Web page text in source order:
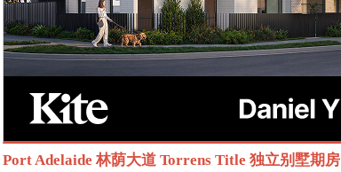
Port Adelaide 林荫大道 Torrens Title 独立别墅期房